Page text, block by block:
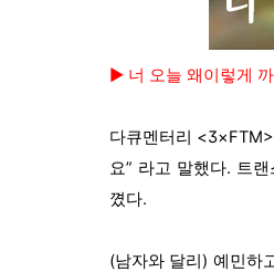
▶ 너 오늘 왜이렇게
다큐멘터리
요” 라고 말했다. 트
꼈다.
(남자와 달리) 예민하